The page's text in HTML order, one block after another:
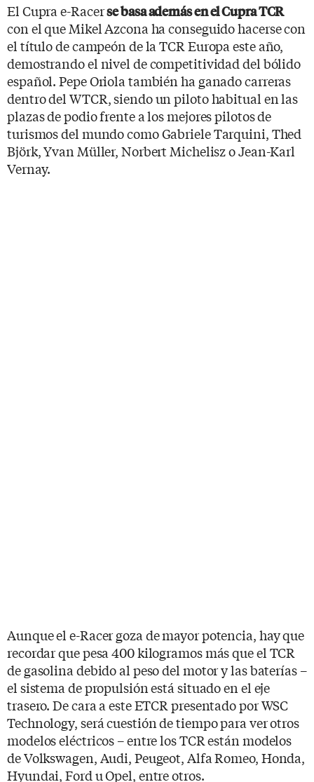
El Cupra e-Racerse basa además en el Cupra TCR
con el que Mikel Azcona ha conseguido hacerse con
el título de campeón de la TCR Europa este año,
demostrando el nivel de competitividad del bólido
español. Pepe Oriola también ha ganado carreras
dentro del WTCR, siendo un piloto habitual en las
plazas de podio frente a los mejores pilotos de
turismos del mundo como Gabriele Tarquini, Thed
Björk, Yvan Müller, Norbert Michelisz o Jean-Karl
Vernay.
Aunque el e-Racer goza de mayor potencia, hay que
recordar que pesa 400 kilogramos más que el TCR
de gasolina debido al peso del motor y las baterías –
el sistema de propulsión está situado en el eje
trasero. De cara a este ETCR presentado por WSC
Technology, será cuestión de tiempo para ver otros
modelos eléctricos – entre los TCR están modelos
de Volkswagen, Audi, Peugeot, Alfa Romeo, Honda,
Hyundai, Ford u Opel, entre otros.